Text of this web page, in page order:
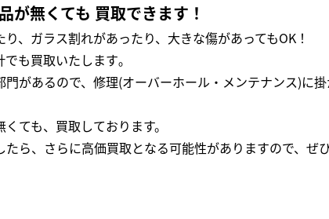
が無くても 買取できます！
、ガラス割れがあったり、大きな傷があってもOK！
も買取いたします｡
門があるので、修理(オーバーホール・メンテナンス)に
ても、買取しております。
ら、さらに高価買取となる可能性がありますので、ぜ